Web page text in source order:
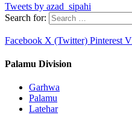
Tweets by azad_sipahi
Search for:
Facebook X (Twitter) Pinterest
Palamu Division
Garhwa
Palamu
Latehar